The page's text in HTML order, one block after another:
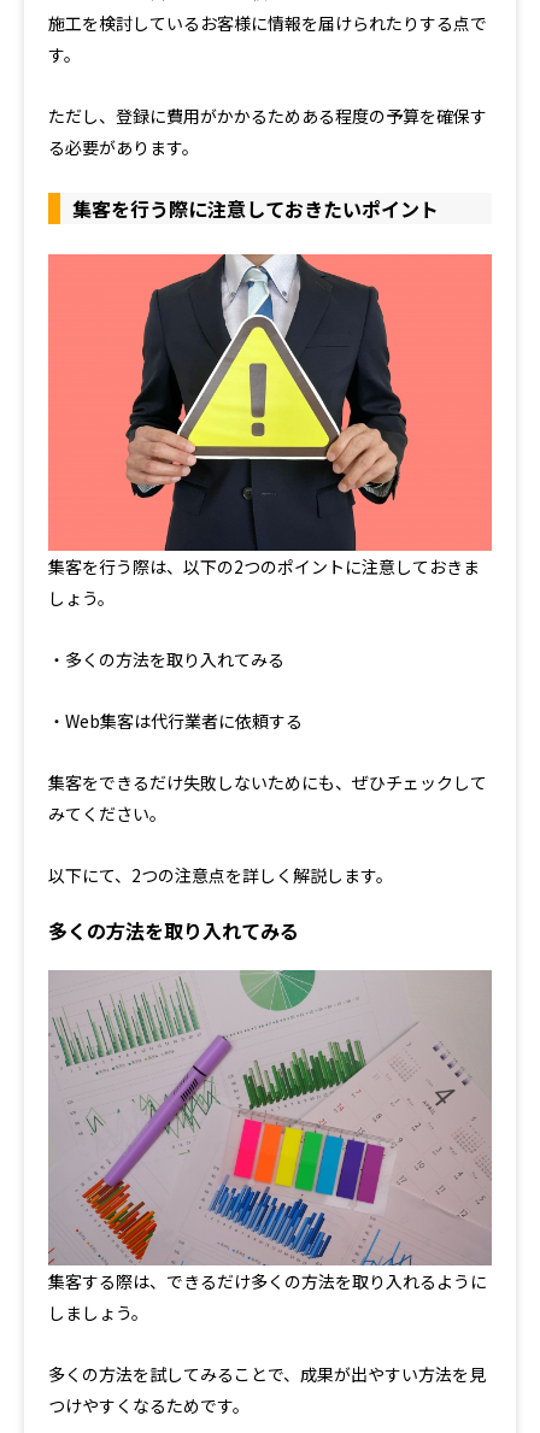
施工を検討しているお客様に情報を届けられたりする点で
す。
ただし、登録に費用がかかるためある程度の予算を確保す
る必要があります。
集客を行う際に注意しておきたいポイント
集客を行う際は、以下の2つのポイントに注意しておきま
しょう。
・多くの方法を取り入れてみる
・Web集客は代行業者に依頼する
集客をできるだけ失敗しないためにも、ぜひチェックして
みてください。
以下にて、2つの注意点を詳しく解説します。
多くの方法を取り入れてみる
集客する際は、できるだけ多くの方法を取り入れるように
しましょう。
多くの方法を試してみることで、成果が出やすい方法を見
つけやすくなるためです。